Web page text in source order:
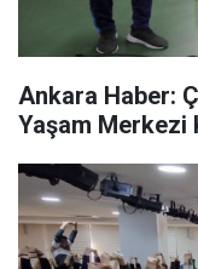
Ankara Haber:
Yaşam Merkezi